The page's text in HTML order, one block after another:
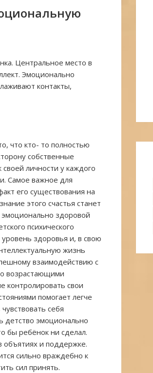
Центральное место в
Эмоционально
контакты,
что кто- то полностью
собственные
личности у каждого
Самое важное для
его существования на
этого счастья станет
здоровой
психического
здоровья и, в свою
жизнь
взаимодействию с
возрастающими
контролировать свои
помогает легче
себя
детство эмоционально
бы ребёнок ни сделал.
и поддержке.
сильно враждебно к
сил принять.